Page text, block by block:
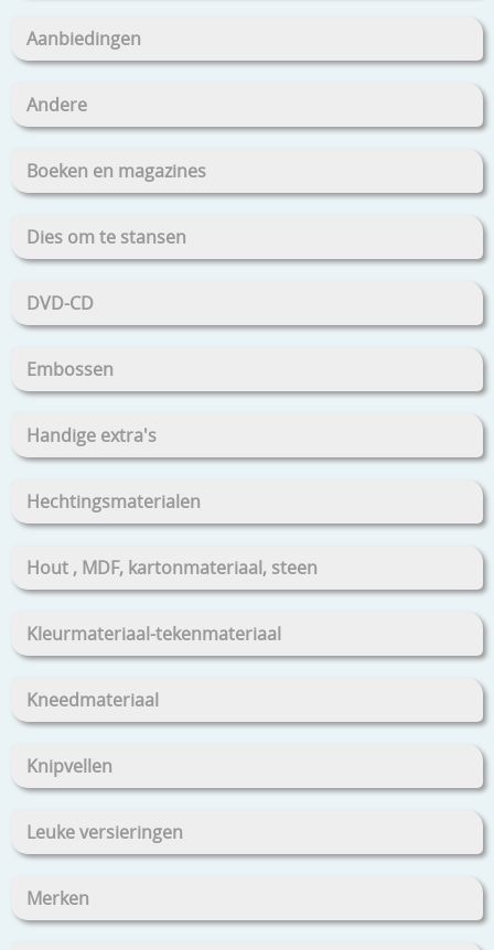
Aanbiedingen
Andere
Boeken en magazines
Dies om te stansen
DVD-CD
Embossen
Handige extra's
Hechtingsmaterialen
Hout , MDF, kartonmateriaal, steen
Kleurmateriaal-tekenmateriaal
Kneedmateriaal
Knipvellen
Leuke versieringen
Merken